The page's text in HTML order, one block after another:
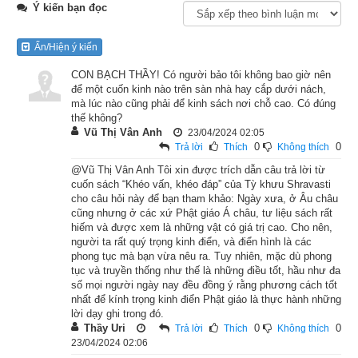
Giữ gìn chánh niệm thân tâm
Não phiền, lậu hoặc tiêu tan hết liền.
Ý kiến bạn đọc
Ẩn/Hiện ý kiến
CON BẠCH THẦY! Có người bảo tôi không bao giờ nên
để một cuốn kinh nào trên sàn nhà hay cắp dưới nách,
mà lúc nào cũng phải để kinh sách nơi chỗ cao. Có đúng
thế không?
Vũ Thị Vân Anh
Trả lời Thích 0 Không thích 0
23/04/2024 02:05
@Vũ Thị Vân Anh Tôi xin được trích dẫn câu trả lời từ
cuốn sách “Khéo vấn, khéo đáp” của Tỳ khưu Shravasti
cho câu hỏi này để bạn tham khảo: Ngày xưa, ở Âu châu
cũng nhưng ở các xứ Phật giáo Á châu, tư liệu sách rất
hiếm và được xem là những vật có giá trị cao. Cho nên,
người ta rất quý trọng kinh điển, và điển hình là các
phong tục mà bạn vừa nêu ra. Tuy nhiên, mặc dù phong
tục và truyền thống như thế là những điều tốt, hầu như đa
số mọi người ngày nay đều đồng ý rằng phương cách tốt
nhất để kính trọng kinh điển Phật giáo là thực hành những
lời dạy ghi trong đó.
Thầy Uri
Trả lời Thích 0 Không thích 0
23/04/2024 02:06